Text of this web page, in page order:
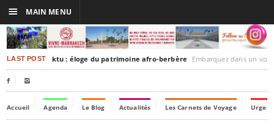
LAST POSTTimbuktu : éloge du patrimoine afro-berbère Embarquez dans un voyage culturel dans le
 
Accueil Agenda Le Blog Actualités Les Carnets de Voyage
☰ MAIN MENU